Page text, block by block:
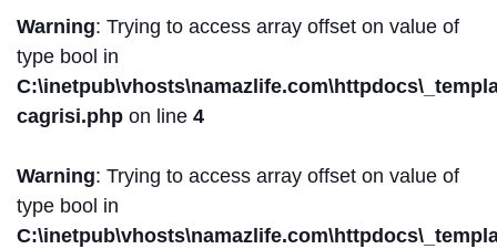
Warning: Trying to access array offset on value of
type bool in
cagrisi.php on line 4
Warning: Trying to access array offset on value of
type bool in